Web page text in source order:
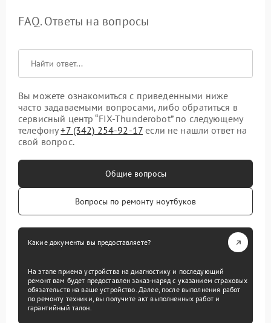
FAQ. Ответы на вопросы
Вы можете ознакомиться с приведенными ниже
часто задаваемыми вопросами, либо обратиться в
сервисный центр “FIX-Thunderobot” по следующему
телефону+7 (342) 254-92-17 если не нашли ответ на
свой вопрос.
Общие вопросы
Вопросы по ремонту ноутбуков
Какие документы вы предоставляете?
На этапе приема устройства на диагностику и последующий
ремонт вам будет предоставлен заказ-наряд с указанием страховых
обязательств на ваше устройство. Далее, после выполнения работ
по ремонту техники, вы получите акт выполненных работ и
гарантийный талон.